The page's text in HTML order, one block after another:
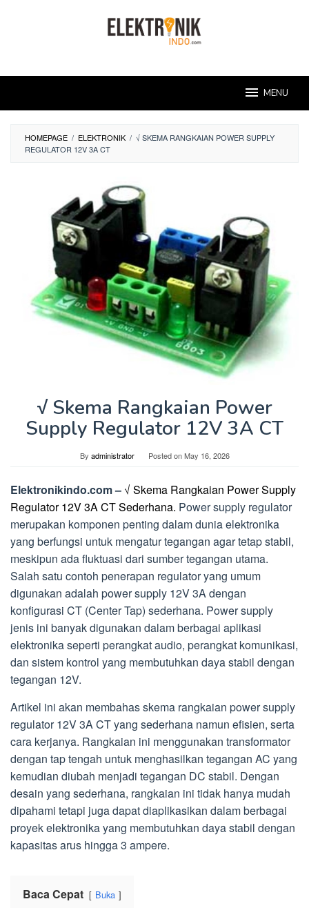
MENU
HOMEPAGE / ELEKTRONIK / √ SKEMA RANGKAIAN POWER SUPPLY
REGULATOR 12V 3A CT
√ Skema Rangkaian Power
Supply Regulator 12V 3A CT
By administrator Posted onMay 16, 2026
Elektronikindo.com – √ Skema Rangkaian Power Supply
Regulator 12V 3A CT Sederhana. Power supply regulator
merupakan komponen penting dalam dunia elektronika
yang berfungsi untuk mengatur tegangan agar tetap stabil,
meskipun ada fluktuasi dari sumber tegangan utama.
Salah satu contoh penerapan regulator yang umum
digunakan adalah power supply 12V 3A dengan
konfigurasi CT (Center Tap) sederhana. Power supply
jenis ini banyak digunakan dalam berbagai aplikasi
elektronika seperti perangkat audio, perangkat komunikasi,
dan sistem kontrol yang membutuhkan daya stabil dengan
tegangan 12V.
Artikel ini akan membahas skema rangkaian power supply
regulator 12V 3A CT yang sederhana namun efisien, serta
cara kerjanya. Rangkaian ini menggunakan transformator
dengan tap tengah untuk menghasilkan tegangan AC yang
kemudian diubah menjadi tegangan DC stabil. Dengan
desain yang sederhana, rangkaian ini tidak hanya mudah
dipahami tetapi juga dapat diaplikasikan dalam berbagai
proyek elektronika yang membutuhkan daya stabil dengan
kapasitas arus hingga 3 ampere.
Baca Cepat Buka